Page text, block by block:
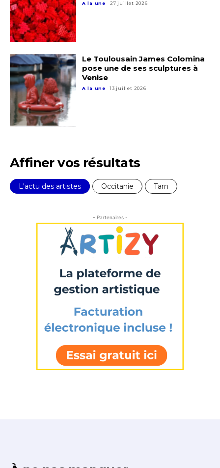
Adresse email*
Statut / Organisation
termes et conditions
* Champ obligatoire
Adresse email*
Statut / Organisation
A la une 27 juillet 2026
Le Toulousain James Colomina
pose une de ses sculptures à
Venise
A la une 13 juillet 2026
Affiner vos résultats
L'actu des artistes Occitanie Tarn
- Partenaires -